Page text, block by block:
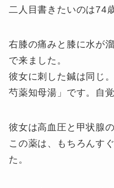
二人目書きたいのは74
右膝の痛みと膝に水が
で来ました。
彼女に刺した鍼は同じ。
芍薬知母湯」です。自
彼女は高血圧と甲状腺
この薬は、もちろんす
た。